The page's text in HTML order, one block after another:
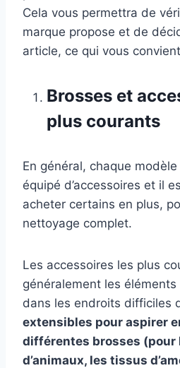
Cela vous permettra de
marque propose et de
article, ce qui vous
Brosses et
plus courants
En général, chaque
équipé d’accessoires et il
acheter certains en plus,
nettoyage complet.
Les accessoires les plus
généralement les éléments
dans les endroits difficiles
extensibles pour aspirer
différentes brosses (pour
d’animaux, les tissus